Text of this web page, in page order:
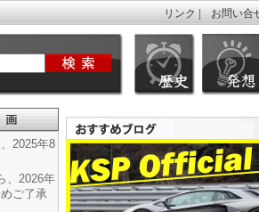
リンク お問い合
2025年8
、2026年
ご了承